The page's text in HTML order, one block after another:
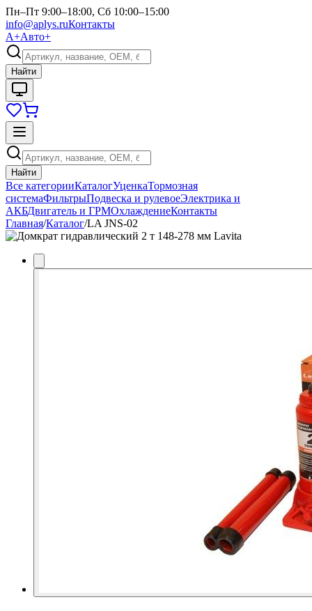
Пн–Пт 9:00–18:00, Сб 10:00–15:00
info@aplys.ruКонтакты
А+Авто+
Найти
Найти
Все категорииКаталогУценкаТормозная
системаФильтрыПодвеска и рулевоеЭлектрика и
АКБДвигатель и ГРМОхлаждениеКонтакты
Главная/Каталог/LA JNS-02